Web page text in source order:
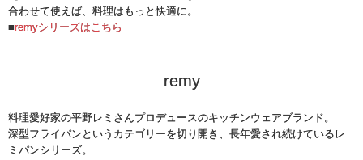
合わせて使えば、料理はもっと快適に。
■remyシリーズはこちら
remy
料理愛好家の平野レミさんプロデュースのキッチンウェアブランド。
深型フライパンというカテゴリーを切り開き、長年愛され続けているレ
ミパンシリーズ。